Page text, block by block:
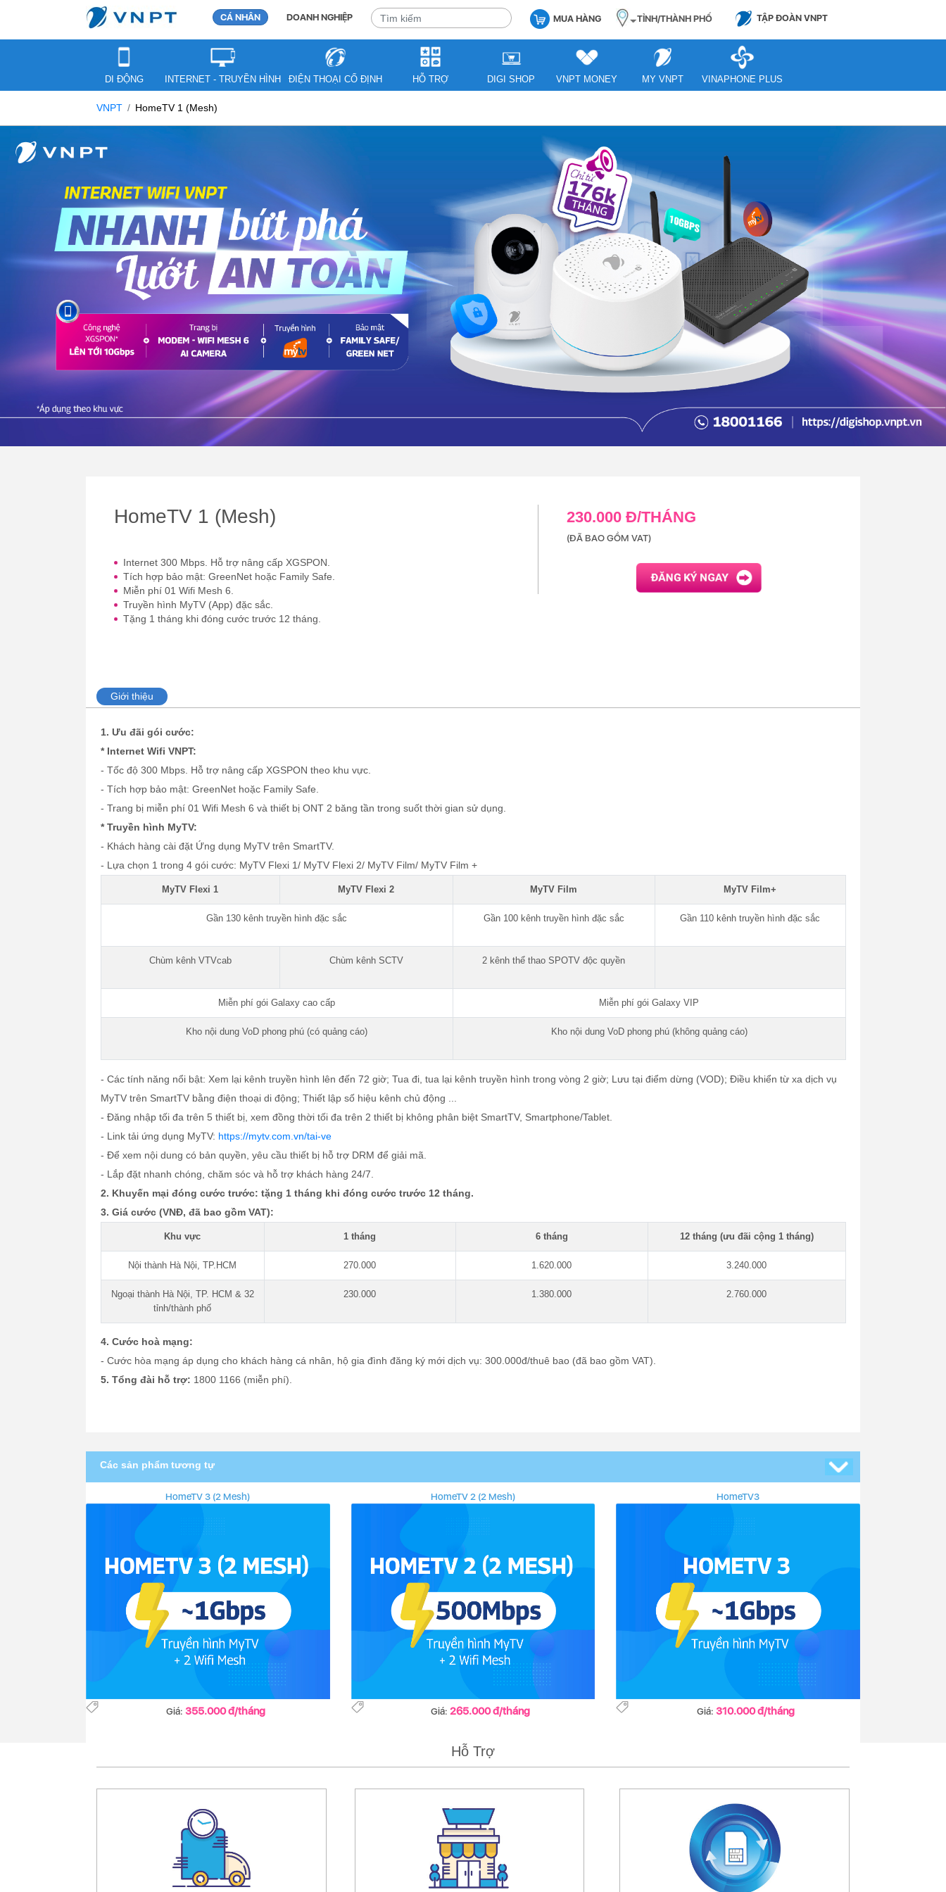
CÁ NHÂN DOANH NGHIỆP MUA HÀNG TỈNH/THÀNH PHỐ TẬP ĐOÀN VNPT
DI ĐỘNG INTERNET - TRUYỀN HÌNH ĐIỆN THOẠI CỐ ĐỊNH HỖ TRỢ DIGI SHOP VNPT MONEY MY VNPT VINAPHONE PLUS
VNPT HomeTV 1 (Mesh)
HomeTV 1 (Mesh)
Internet 300 Mbps. Hỗ trợ nâng cấp XGSPON.
Tích hợp bảo mật: GreenNet hoặc Family Safe.
Miễn phí 01 Wifi Mesh 6.
Truyền hình MyTV (App) đặc sắc.
Tặng 1 tháng khi đóng cước trước 12 tháng.
230.000 Đ/THÁNG
(ĐÃ BAO GỒM VAT)
Giới thiệu
1. Ưu đãi gói cước:
* Internet Wifi VNPT:
- Tốc độ 300 Mbps. Hỗ trợ nâng cấp XGSPON theo khu vực.
- Tích hợp bảo mật: GreenNet hoặc Family Safe.
- Trang bị miễn phí 01 Wifi Mesh 6 và thiết bị ONT 2 băng tần trong suốt thời gian sử dụng.
* Truyền hình MyTV:
- Khách hàng cài đặt Ứng dụng MyTV trên SmartTV.
- Lựa chọn 1 trong 4 gói cước: MyTV Flexi 1/ MyTV Flexi 2/ MyTV Film/ MyTV Film +
MyTV Flexi 1 MyTV Flexi 2 MyTV Film MyTV Film+
Gần 130 kênh truyền hình đặc sắc Gần 100 kênh truyền hình đặc sắc Gần 110 kênh truyền hình đặc sắc
Chùm kênh VTVcab Chùm kênh SCTV 2 kênh thể thao SPOTV độc quyền
Miễn phí gói Galaxy cao cấp Miễn phí gói Galaxy VIP
Kho nội dung VoD phong phú (có quảng cáo) Kho nội dung VoD phong phú (không quảng cáo)
- Các tính năng nổi bật: Xem lại kênh truyền hình lên đến 72 giờ; Tua đi, tua lại kênh truyền hình trong vòng 2 giờ; Lưu tại điểm dừng (VOD); Điều khiển từ xa dịch vụ
MyTV trên SmartTV bằng điện thoại di động; Thiết lập số hiệu kênh chủ động ...
- Đăng nhập tối đa trên 5 thiết bị, xem đồng thời tối đa trên 2 thiết bị không phân biệt SmartTV, Smartphone/Tablet.
- Link tải ứng dụng MyTV: https://mytv.com.vn/tai-ve
- Để xem nội dung có bản quyền, yêu cầu thiết bị hỗ trợ DRM để giải mã.
- Lắp đặt nhanh chóng, chăm sóc và hỗ trợ khách hàng 24/7.
2. Khuyến mại đóng cước trước: tặng 1 tháng khi đóng cước trước 12 tháng.
3. Giá cước (VNĐ, đã bao gồm VAT):
Khu vực 1 tháng 6 tháng 12 tháng (ưu đãi cộng 1 tháng)
Nội thành Hà Nội, TP.HCM 270.000 1.620.000 3.240.000
Ngoại thành Hà Nội, TP. HCM & 32
tỉnh/thành phố
230.000 1.380.000 2.760.000
4. Cước hoà mạng:
- Cước hòa mạng áp dụng cho khách hàng cá nhân, hộ gia đình đăng ký mới dịch vụ: 300.000đ/thuê bao (đã bao gồm VAT).
5. Tổng đài hỗ trợ: 1800 1166 (miễn phí).
Các sản phẩm tương tự
HomeTV 3 (2 Mesh)
Giá: 355.000 đ/tháng
HomeTV 2 (2 Mesh)
Giá:265.000 đ/tháng
HomeTV3
Giá:310.000 đ/tháng
Hỗ Trợ